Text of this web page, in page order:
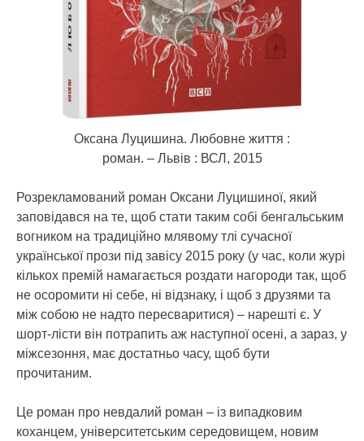
Оксана Луцишина. Любовне життя :
роман. – Львів : ВСЛ, 2015
Розрекламований роман Оксани Луцишиної, який
заповідався на те, щоб стати таким собі бенгальським
вогником на традиційно млявому тлі сучасної
української прози під завісу 2015 року (у час, коли журі
кількох премій намагається роздати нагороди так, щоб
не осоромити ні себе, ні відзнаку, і щоб з друзями та
між собою не надто пересваритися) – нарешті є. У
шорт-лісти він потрапить аж наступної осені, а зараз, у
міжсезоння, має достатньо часу, щоб бути
прочитаним.
Це роман про невдалий роман – із випадковим
коханцем, університетським середовищем, новим